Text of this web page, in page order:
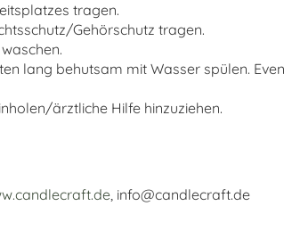
tragen.
Gehörschutz tragen.
lang behutsam mit Wasser spülen.
ärztliche Hilfe hinzuziehen.
, info@candlecraft.de